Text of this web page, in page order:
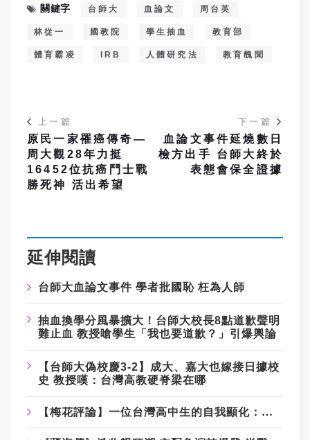
關鍵字 台師大 血論文 周台英
林從一 國教院 學生抽血 教育部
體育霸凌 IRB 人體研究法 教育醜聞
上一篇
原民一家罹癌傳奇—
周大觀28年力挺
16452位抗癌鬥士戰
勝死神 活出希望
下一篇
血論文事件延燒數日
檢方出手 台師大終於
表態會保全證據
延伸閱讀
台師大血論文事件 學者批國恥 枉為人師
抽血換學分風暴擴大！台師大校長8點道歉聲明
難止血 教授嗆學生「我也要道歉？」引爆輿論
【台師大偽校慶3-2】成大、嘉大也嫁接日據校
史 教授嘆：台灣高教硬脊梁在哪
【梅花評論】一位台灣高中生的自我顯化：參與，從現在開始